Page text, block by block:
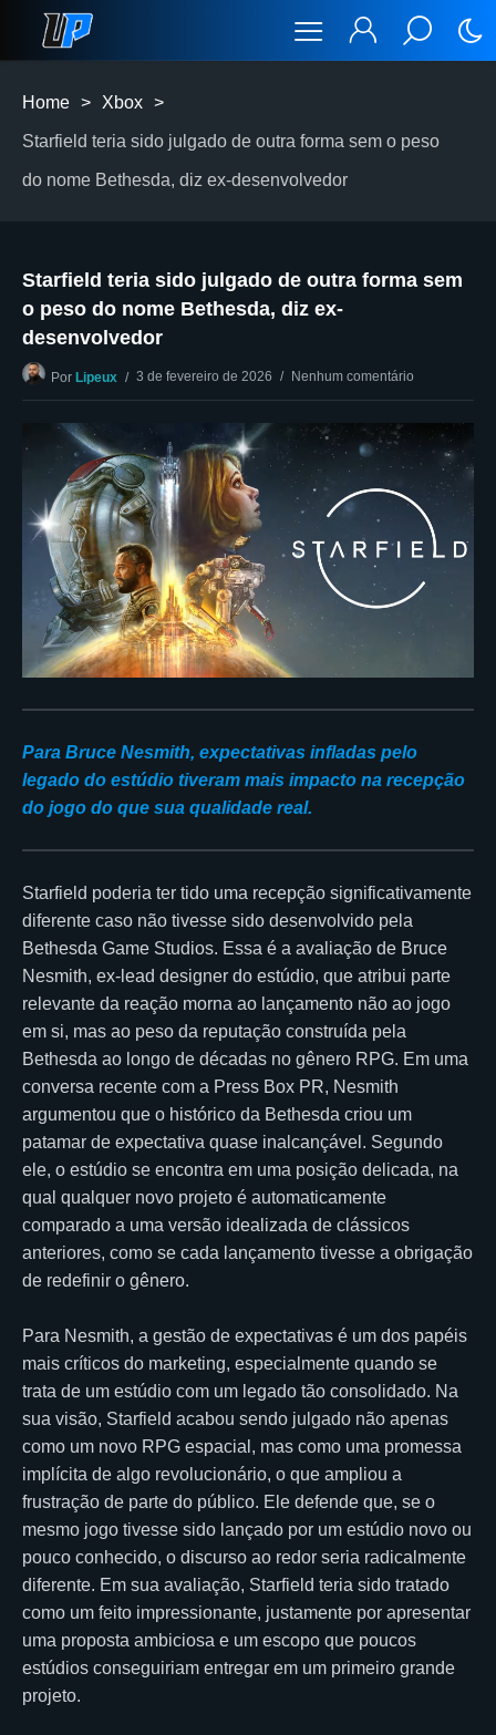
Home > Xbox >
Starfield teria sido julgado de outra forma sem o peso
do nome Bethesda, diz ex-desenvolvedor
Starfield teria sido julgado de outra forma sem
o peso do nome Bethesda, diz ex-
desenvolvedor
Por Lipeux 3 de fevereiro de 2026 Nenhum comentário
Para Bruce Nesmith, expectativas infladas pelo
legado do estúdio tiveram mais impacto na recepção
do jogo do que sua qualidade real.
Starfield poderia ter tido uma recepção significativamente
diferente caso não tivesse sido desenvolvido pela
Bethesda Game Studios. Essa é a avaliação de Bruce
Nesmith, ex-lead designer do estúdio, que atribui parte
relevante da reação morna ao lançamento não ao jogo
em si, mas ao peso da reputação construída pela
Bethesda ao longo de décadas no gênero RPG. Em uma
conversa recente com a Press Box PR, Nesmith
argumentou que o histórico da Bethesda criou um
patamar de expectativa quase inalcançável. Segundo
ele, o estúdio se encontra em uma posição delicada, na
qual qualquer novo projeto é automaticamente
comparado a uma versão idealizada de clássicos
anteriores, como se cada lançamento tivesse a obrigação
de redefinir o gênero.
Para Nesmith, a gestão de expectativas é um dos papéis
mais críticos do marketing, especialmente quando se
trata de um estúdio com um legado tão consolidado. Na
sua visão, Starfield acabou sendo julgado não apenas
como um novo RPG espacial, mas como uma promessa
implícita de algo revolucionário, o que ampliou a
frustração de parte do público. Ele defende que, se o
mesmo jogo tivesse sido lançado por um estúdio novo ou
pouco conhecido, o discurso ao redor seria radicalmente
diferente. Em sua avaliação, Starfield teria sido tratado
como um feito impressionante, justamente por apresentar
uma proposta ambiciosa e um escopo que poucos
estúdios conseguiriam entregar em um primeiro grande
projeto.